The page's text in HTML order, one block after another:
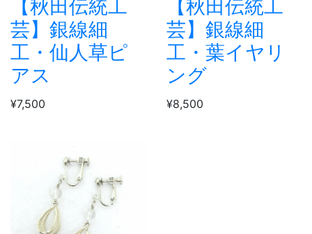
【秋田伝統工
芸】銀線細
工・仙人草ピ
アス
¥7,500
【秋田伝統工
芸】銀線細
工・葉イヤリ
ング
¥8,500